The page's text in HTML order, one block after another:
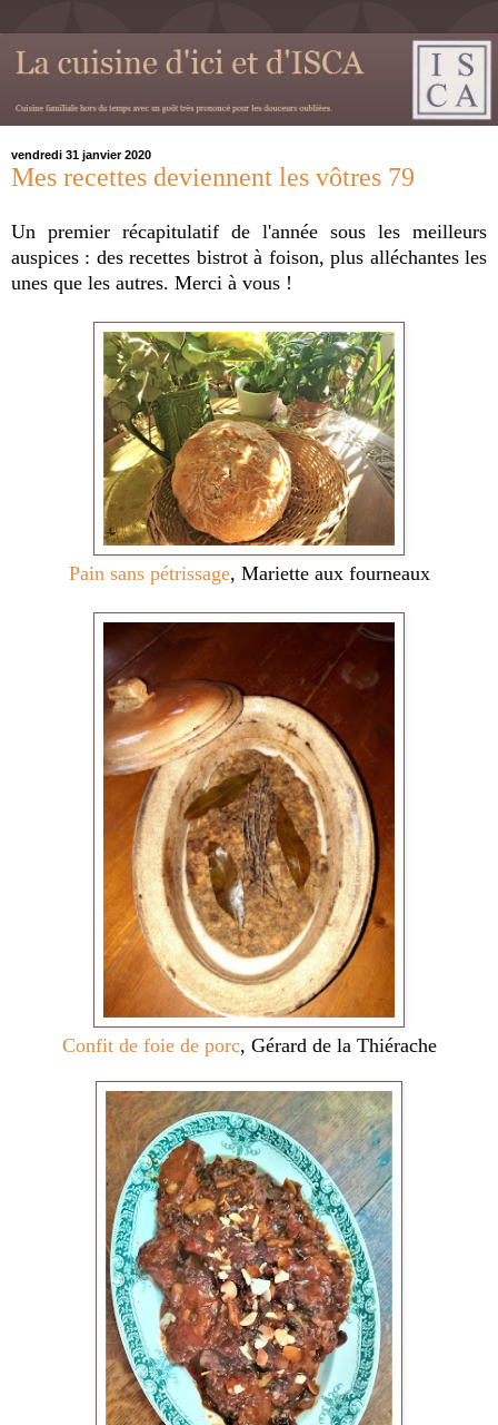
vendredi 31 janvier 2020
Mes recettes deviennent les vôtres 79
Un premier récapitulatif de l'année sous les meilleurs
auspices : des recettes bistrot à foison, plus alléchantes les
unes que les autres. Merci à vous !
Pain sans pétrissage, Mariette aux fourneaux
Confit de foie de porc, Gérard de la Thiérache